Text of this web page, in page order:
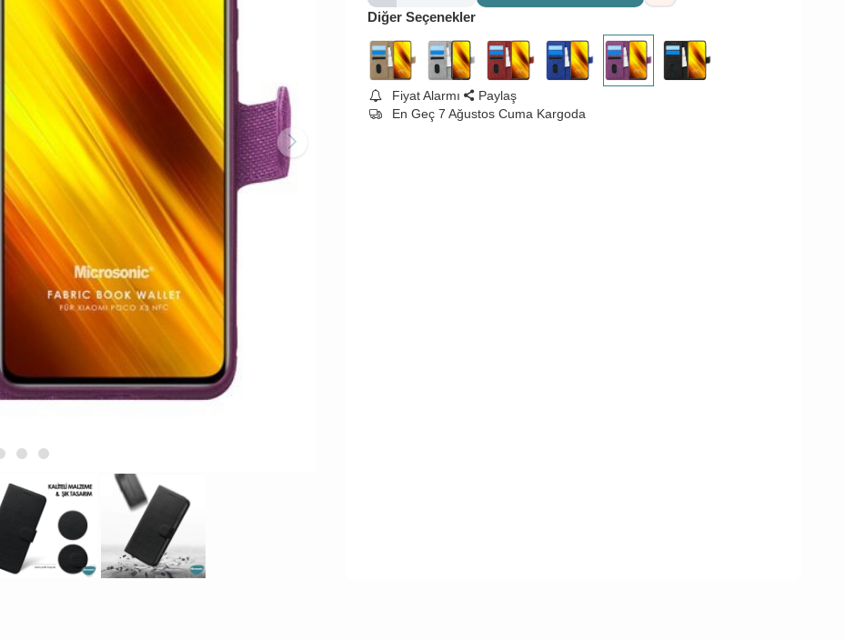
Diğer Seçenekler
Fiyat Alarmı
Paylaş
En Geç 7 Ağustos Cuma Kargoda